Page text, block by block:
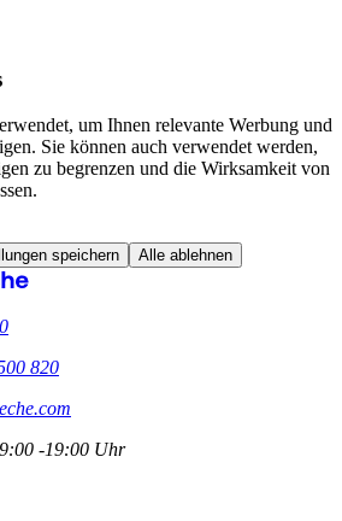
um Ihnen relevante Werbung und
Sie können auch verwendet werden,
zu begrenzen und die Wirksamkeit von
speichern Alle ablehnen
820
-19:00 Uhr